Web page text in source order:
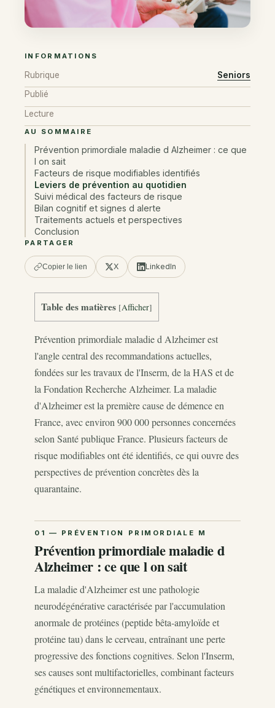
INFORMATIONS
Rubrique
Seniors
Publié
Lecture
AU SOMMAIRE
Prévention primordiale maladie d Alzheimer : ce que
l on sait
Facteurs de risque modifiables identifiés
Leviers de prévention au quotidien
Suivi médical des facteurs de risque
Bilan cognitif et signes d alerte
Traitements actuels et perspectives
Conclusion
PARTAGER
Copier le lien X LinkedIn
Table des matières [Afficher]
Prévention primordiale maladie d Alzheimer est
l'angle central des recommandations actuelles,
fondées sur les travaux de l'Inserm, de la HAS et de
la Fondation Recherche Alzheimer. La maladie
d'Alzheimer est la première cause de démence en
France, avec environ 900 000 personnes concernées
selon Santé publique France. Plusieurs facteurs de
risque modifiables ont été identifiés, ce qui ouvre des
perspectives de prévention concrètes dès la
quarantaine.
Prévention primordiale maladie d
Alzheimer : ce que l on sait
La maladie d'Alzheimer est une pathologie
neurodégénérative caractérisée par l'accumulation
anormale de protéines (peptide bêta-amyloïde et
protéine tau) dans le cerveau, entraînant une perte
progressive des fonctions cognitives. Selon l'Inserm,
ses causes sont multifactorielles, combinant facteurs
génétiques et environnementaux.